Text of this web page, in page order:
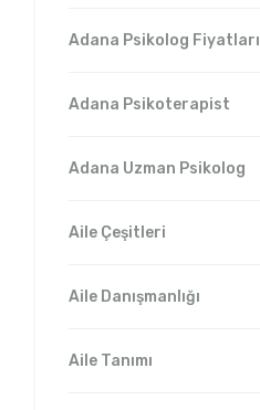
Adana Psikolog Fiyatları
Adana Psikoterapist
Adana Uzman Psikolog
Aile Çeşitleri
Aile Danışmanlığı
Aile Tanımı